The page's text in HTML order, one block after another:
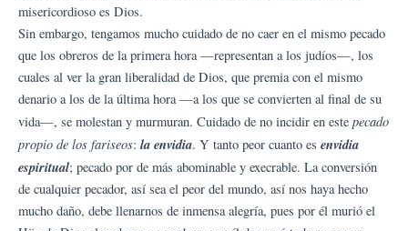
misericordioso es Dios.
Sin embargo, tengamos mucho cuidado de no caer en el mismo pecado
que los obreros de la primera hora —representan a los judíos—, los
cuales al ver la gran liberalidad de Dios, que premia con el mismo
denario a los de la última hora —a los que se convierten al final de su
vida—, se molestan y murmuran. Cuidado de no incidir en este pecado
propio de los fariseos: la envidia. Y tanto peor cuanto es envidia
espiritual; pecado por de más abominable y execrable. La conversión
de cualquier pecador, así sea el peor del mundo, así nos haya hecho
mucho daño, debe llenarnos de inmensa alegría, pues por él murió el